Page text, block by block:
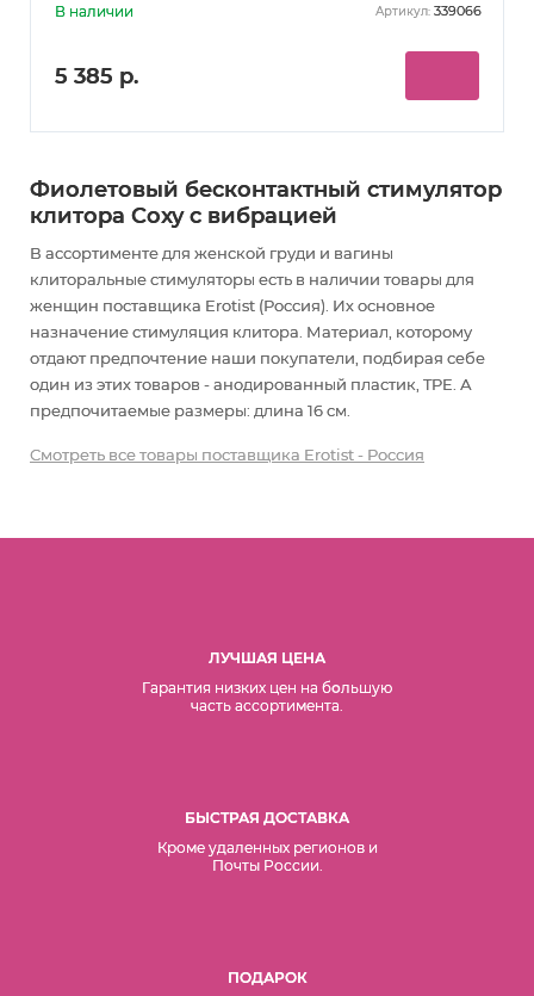
В наличии Артикул: 339066
5 385 р.
Фиолетовый бесконтактный стимулятор
клитора Coxy с вибрацией
В ассортименте для женской груди и вагины
клиторальные стимуляторы есть в наличии товары для
женщин поставщика Erotist (Россия). Их основное
назначение стимуляция клитора . Материал, которому
отдают предпочтение наши покупатели, подбирая себе
один из этих товаров - анодированный пластик, TPE. А
предпочитаемые размеры: длина 16 см.
Смотреть все товары поставщика Erotist - Россия
ЛУЧШАЯ ЦЕНА
Гарантия низких цен на большую
часть ассортимента.
БЫСТРАЯ ДОСТАВКА
Кроме удаленных регионов и
Почты России.
ПОДАРОК